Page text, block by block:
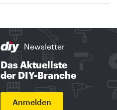
Newsletter
Das Aktuellste
der DIY-Branche
Anmelden